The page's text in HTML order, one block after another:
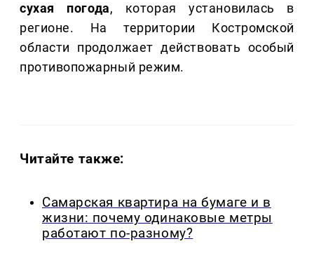
сухая погода, которая установилась в
регионе. На территории Костромской
области продолжает действовать особый
противопожарный режим.
Читайте также:
Самарская квартира на бумаге и в
жизни: почему одинаковые метры
работают по-разному?